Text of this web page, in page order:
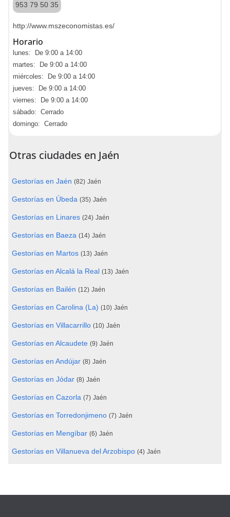
953 79 50 35
http://www.mszeconomistas.es/
Horario
lunes: De 9:00 a 14:00
martes: De 9:00 a 14:00
miércoles: De 9:00 a 14:00
jueves: De 9:00 a 14:00
viernes: De 9:00 a 14:00
sábado: Cerrado
domingo: Cerrado
Otras ciudades en Jaén
Gestorías en Jaén (82) Jaén
Gestorías en Úbeda (35) Jaén
Gestorías en Linares (24) Jaén
Gestorías en Baeza (14) Jaén
Gestorías en Martos (13) Jaén
Gestorías en Alcalá la Real (13) Jaén
Gestorías en Bailén (12) Jaén
Gestorías en Carolina (La) (10) Jaén
Gestorías en Villacarrillo (10) Jaén
Gestorías en Alcaudete (9) Jaén
Gestorías en Andújar (8) Jaén
Gestorías en Jódar (8) Jaén
Gestorías en Cazorla (7) Jaén
Gestorías en Torredonjimeno (7) Jaén
Gestorías en Mengíbar (6) Jaén
Gestorías en Villanueva del Arzobispo (4) Jaén